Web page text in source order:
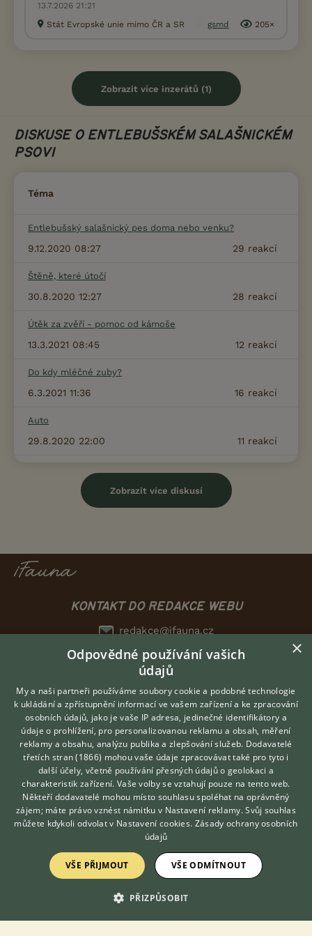
13.7.2026 21:21
Stát Evropské unie mimo ČR a SR
gsmd 205×
Zobrazit více inzerátů (1)
DISKUSE O ENTLEBUŠSKÉM SALAŠNICKÉM
PSOVI
Téma
Entlebušský salašnický pes doma nebo venku?
29 reakcí
9.12.2020 08:27
Štěně, které útočí
28 reakcí
30.8.2020 12:27
Útěk za zvěří - pomoc od kámoše
12 reakcí
13.3.2021 08:45
Do kdy mléčné zuby?
16 reakcí
6.3.2021 11:36
Auto
11 reakcí
29.8.2020 22:00
Zobrazit více diskusí
KONTAKT DO REDAKCE WEBU
redakce@ifauna.cz
DOMOVSKÁ STRÁNKA
INZERCE
DISKUSE
ČLÁNKY
CHOVATELSKÉ STANICE
ATLAS
VÝBĚR VHODNÉHO PLEMENE
O nás
Kontakt
Možnosti zvýraznění inzerátů
Hledáte zvířecího kamaráda?
Zdarma vám poradí
VETERINÁŘ ONLINE
KONZULTOVAT S
VETERINÁŘEM
×
Odpovědné používání vašich
údajů
My a naši partneři používáme soubory cookie a podobné technologie
k ukládání a zpřístupnění informací ve vašem zařízení a ke zpracování
osobních údajů, jako je vaše IP adresa, jedinečné identifikátory a
údaje o prohlížení, pro personalizovanou reklamu a obsah, měření
reklamy a obsahu, analýzu publika a zlepšování služeb. Dodavatelé
třetích stran (1866) mohou vaše údaje zpracovávat také pro tyto i
další účely, včetně používání přesných údajů o geolokaci a
charakteristik zařízení. Vaše volby se vztahují pouze na tento web.
Někteří dodavatelé mohou místo souhlasu spoléhat na oprávněný
zájem; máte právo vznést námitku v Nastavení reklamy. Svůj souhlas
můžete kdykoli odvolat v Nastavení cookies. Zásady ochrany osobních
údajů
VŠE PŘIJMOUT VŠE ODMÍTNOUT
PŘIZPŮSOBIT